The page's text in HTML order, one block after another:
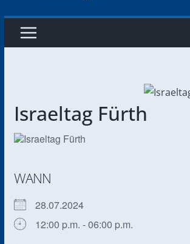
Israeltag Fürth
WANN
28.07.2024
12:00 p.m. - 06:00 p.m.